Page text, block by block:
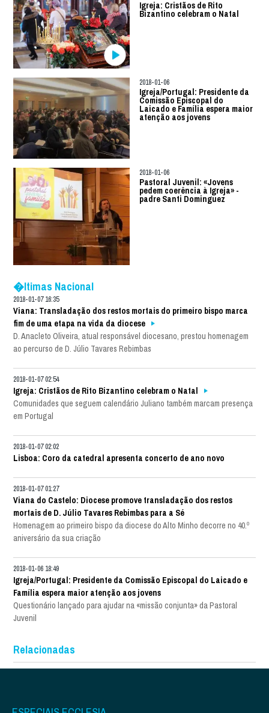
Igreja: Cristãos de Rito
Bizantino celebram o Natal
2018-01-06
Igreja/Portugal: Presidente da
Comissão Episcopal do
Laicado e Família espera maior
atenção aos jovens
2018-01-06
Pastoral Juvenil: «Jovens
pedem coerência à Igreja» -
padre Santi Dominguez
�ltimas Nacional
2018-01-07 16:35
Viana: Transladação dos restos mortais do primeiro bispo marca
fim de uma etapa na vida da diocese
D. Anacleto Oliveira, atual responsável diocesano, prestou homenagem
ao percurso de D. Júlio Tavares Rebimbas
2018-01-07 02:54
Igreja: Cristãos de Rito Bizantino celebram o Natal
Comunidades que seguem calendário Juliano também marcam presença
em Portugal
2018-01-07 02:02
Lisboa: Coro da catedral apresenta concerto de ano novo
2018-01-07 01:27
Viana do Castelo: Diocese promove transladação dos restos
mortais de D. Júlio Tavares Rebimbas para a Sé
Homenagem ao primeiro bispo da diocese do Alto Minho decorre no 40.º
aniversário da sua criação
2018-01-06 18:49
Igreja/Portugal: Presidente da Comissão Episcopal do Laicado e
Família espera maior atenção aos jovens
Questionário lançado para ajudar na «missão conjunta» da Pastoral
Juvenil
Relacionadas